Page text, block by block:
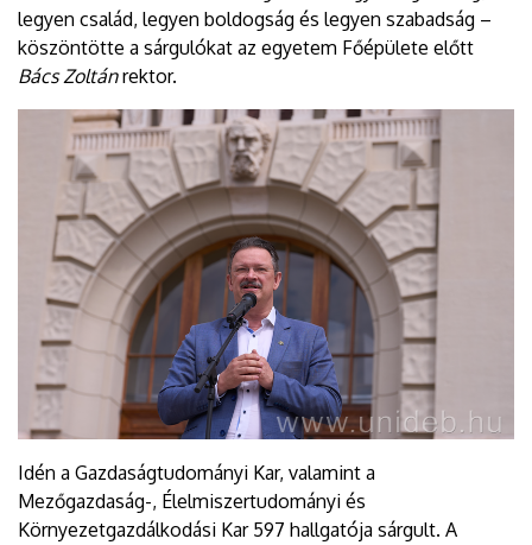
legyen család, legyen boldogság és legyen szabadság –
köszöntötte a sárgulókat az egyetem Főépülete előtt
Bács Zoltánrektor.
Idén a Gazdaságtudományi Kar, valamint a
Mezőgazdaság-, Élelmiszertudományi és
Környezetgazdálkodási Kar 597 hallgatója sárgult. A